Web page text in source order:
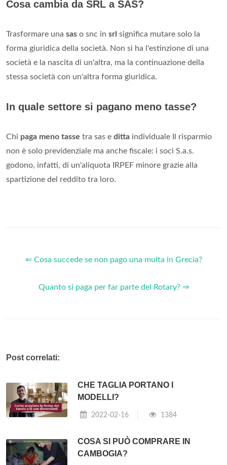
Cosa cambia da SRL a SAS?
Trasformare una sas o snc in srl significa mutare solo la
forma giuridica della società. Non si ha l'estinzione di una
società e la nascita di un'altra, ma la continuazione della
stessa società con un'altra forma giuridica.
In quale settore si pagano meno tasse?
Chi paga meno tasse tra sas e ditta individuale Il risparmio
non è solo previdenziale ma anche fiscale: i soci S.a.s.
godono, infatti, di un'aliquota IRPEF minore grazie alla
spartizione del reddito tra loro.
⇐ Cosa succede se non pago una multa in Grecia?
Quanto si paga per far parte del Rotary? ⇒
Post correlati:
CHE TAGLIA PORTANO I
MODELLI?
2022-02-16 1384
COSA SI PUÒ COMPRARE IN
CAMBOGIA?